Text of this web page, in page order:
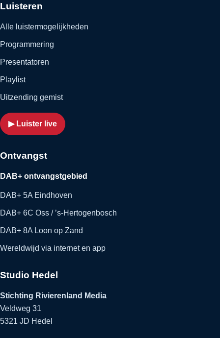
Luisteren
Alle luistermogelijkheden
Programmering
Presentatoren
Playlist
Uitzending gemist
▶ Luister live
Ontvangst
DAB+ ontvangstgebied
DAB+ 5A Eindhoven
DAB+ 6C Oss / ’s-Hertogenbosch
DAB+ 8A Loon op Zand
Wereldwijd via internet en app
Studio Hedel
Stichting Rivierenland Media
Veldweg 31
5321 JD Hedel